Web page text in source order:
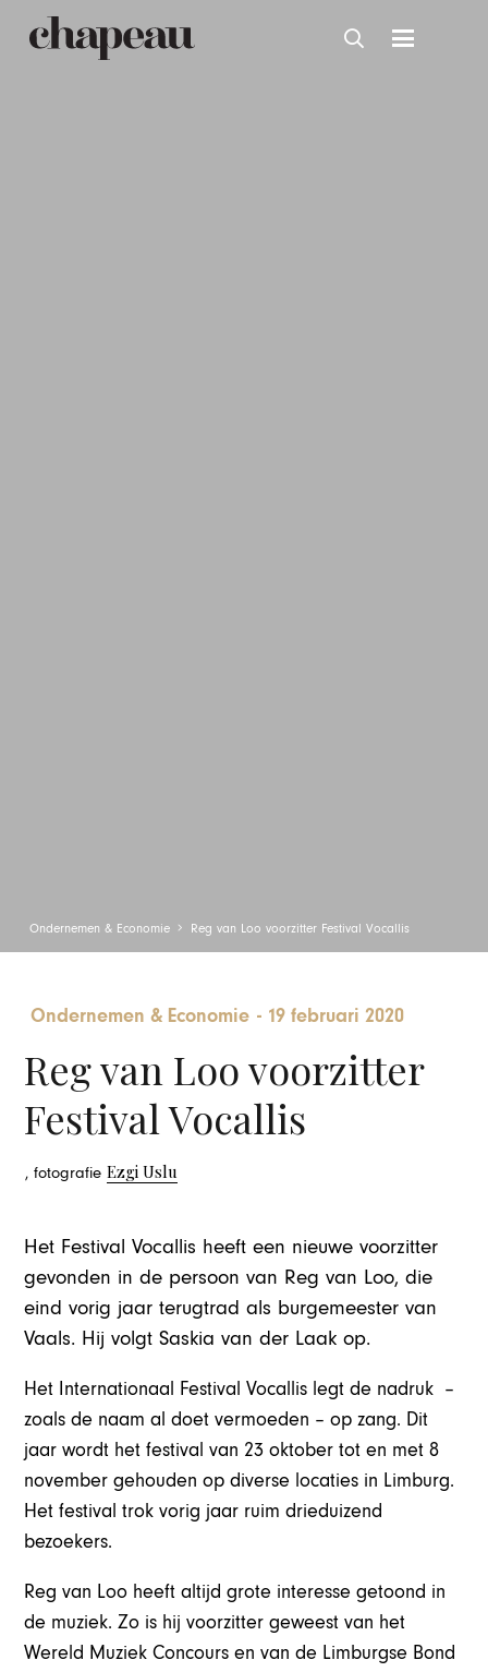
Ondernemen & Economie Reg van Loo voorzitter Festival Vocallis
Ondernemen & Economie - 19 februari 2020
Reg van Loo voorzitter
Festival Vocallis
, fotografieEzgi Uslu
Het Festival Vocallis heeft een nieuwe voorzitter
gevonden in de persoon van Reg van Loo, die
eind vorig jaar terugtrad als burgemeester van
Vaals. Hij volgt Saskia van der Laak op.
Het Internationaal Festival Vocallis legt de nadruk –
zoals de naam al doet vermoeden – op zang. Dit
jaar wordt het festival van 23 oktober tot en met 8
november gehouden op diverse locaties in Limburg.
Het festival trok vorig jaar ruim drieduizend
bezoekers.
Reg van Loo heeft altijd grote interesse getoond in
de muziek. Zo is hij voorzitter geweest van het
Wereld Muziek Concours en van de Limburgse Bond